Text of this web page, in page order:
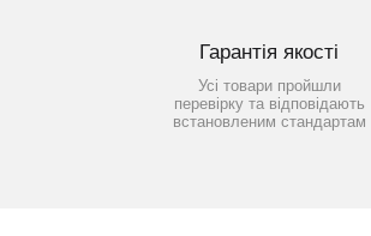
Гарантія якості
Усі товари пройшли
перевірку та відповідають
встановленим стандартам